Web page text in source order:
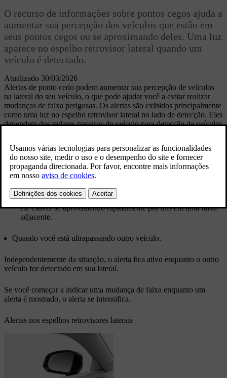
Atualizado 30/03/2026
O recurso de informações sobre pontos cegos ajuda a
aumentar sua percepção dos veículos que estão em
seus pontos cegos ou se aproximando deles. Uma luz
aparece no espelho retrovisor lateral quando um
veículo é detectado.
Alertas de ponto cedo podem aumentar sua percepção de veículos
na lateral do seu veículo, o que pode ajudar você a evitar realizar
mudanças de faixa perigosas. Os alertas são exibidos principalmente
como uma luz no espelho retrovisor lateral no lado de detecção. Eles
dependem dos radares traseiros do veículo para detecção de veículos
Entre as situações de tráfego nas quais os alertas de ponto cego
aparecem, estão:
Quando seu veículo está sendo ultrapassado por outro veículo.
Em alguns casos, eles podem ser exibidos antes que o veículo
que está ultrapassando atinja seu ponto cego. Isso acontece se
ele estiver se aproximando rapidamente por trás em uma faixa
adjacente.
Quando você está ultrapassando outro veículo.
Independentemente da situação, o alerta fica ativo enquanto o outro
veículo for detectado em sua lateral.
Se você começar a indicar uma mudança de faixa enquanto um
alerta é mostrado, o alerta se intensifica.
Alertas nos espelhos retrovisores laterais